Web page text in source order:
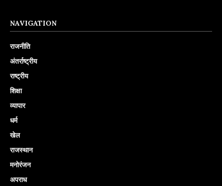
NAVIGATION
राजनीति
अंतर्राष्ट्रीय
राष्ट्रीय
शिक्षा
व्यापार
धर्म
खेल
राजस्थान
मनोरंजन
अपराध